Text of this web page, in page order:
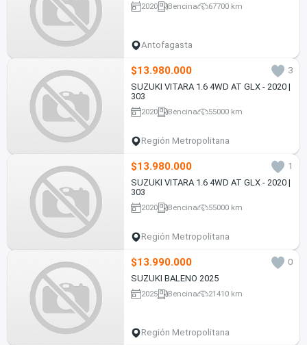
2020 Bencina 67700 km
Antofagasta
$13.980.000
3
SUZUKI VITARA 1.6 4WD AT GLX - 2020 |
303
2020 Bencina 55000 km
Región Metropolitana
$13.980.000
1
SUZUKI VITARA 1.6 4WD AT GLX - 2020 |
303
2020 Bencina 55000 km
Región Metropolitana
$13.990.000
0
SUZUKI BALENO 2025
2025 Bencina 21410 km
Región Metropolitana